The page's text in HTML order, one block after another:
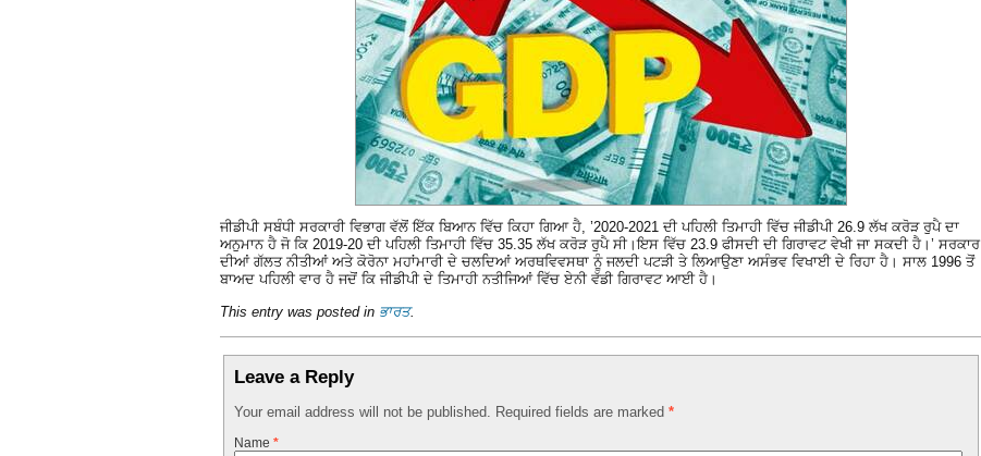
ਜੀਡੀਪੀ ਸਬੰਧੀ ਸਰਕਾਰੀ ਵਿਭਾਗ ਵੱਲੋਂ ਇੱਕ ਬਿਆਨ ਵਿੱਚ ਕਿਹਾ ਗਿਆ ਹੈ, ’2020-2021 ਦੀ ਪਹਿਲੀ ਤਿਮਾਹੀ ਵਿੱਚ ਜੀਡੀਪੀ 26.9 ਲੱਖ ਕਰੋੜ ਰੁਪੈ ਦਾ
ਅਨੁਮਾਨ ਹੈ ਜੋ ਕਿ 2019-20 ਦੀ ਪਹਿਲੀ ਤਿਮਾਹੀ ਵਿੱਚ 35.35 ਲੱਖ ਕਰੋੜ ਰੁਪੈ ਸੀ।ਇਸ ਵਿੱਚ 23.9 ਫੀਸਦੀ ਦੀ ਗਿਰਾਵਟ ਵੇਖੀ ਜਾ ਸਕਦੀ ਹੈ।’ ਸਰਕਾਰ
ਦੀਆਂ ਗੱਲਤ ਨੀਤੀਆਂ ਅਤੇ ਕੋਰੋਨਾ ਮਹਾਂਮਾਰੀ ਦੇ ਚਲਦਿਆਂ ਅਰਥਵਿਵਸਥਾ ਨੂੰ ਜਲਦੀ ਪਟੜੀ ਤੇ ਲਿਆਉਣਾ ਅਸੰਭਵ ਵਿਖਾਈ ਦੇ ਰਿਹਾ ਹੈ। ਸਾਲ 1996 ਤੋਂ
ਬਾਅਦ ਪਹਿਲੀ ਵਾਰ ਹੈ ਜਦੋਂ ਕਿ ਜੀਡੀਪੀ ਦੇ ਤਿਮਾਹੀ ਨਤੀਜਿਆਂ ਵਿੱਚ ਏਨੀ ਵੱਡੀ ਗਿਰਾਵਟ ਆਈ ਹੈ।
This entry was posted in ਭਾਰਤ.
Leave a Reply
Your email address will not be published. Required fields are marked *
Name *